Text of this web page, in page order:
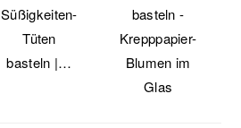
Süßigkeiten-
Tüten
basteln |…
basteln -
Krepppapier-
Blumen im
Glas